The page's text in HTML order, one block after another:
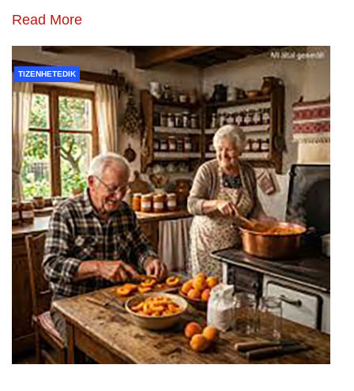
Read More
TIZENHETEDIK